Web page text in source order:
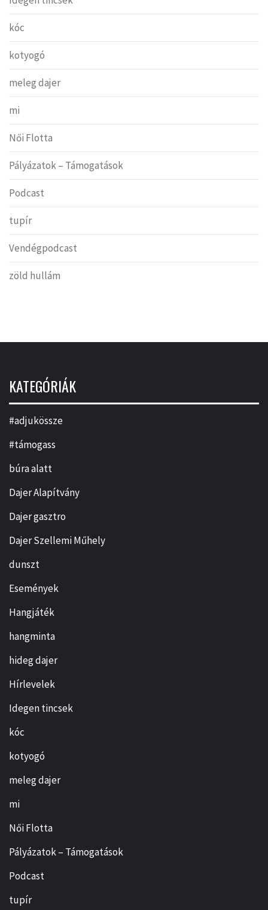
kóc
kotyogó
meleg dajer
mi
Női Flotta
Pályázatok – Támogatások
Podcast
tupír
Vendégpodcast
zöld hullám
KATEGÓRIÁK
#adjukössze
#támogass
búra alatt
Dajer Alapítvány
Dajer gasztro
Dajer Szellemi Műhely
dunszt
Események
Hangjáték
hangminta
hideg dajer
Hírlevelek
Idegen tincsek
kóc
kotyogó
meleg dajer
mi
Női Flotta
Pályázatok – Támogatások
Podcast
tupír